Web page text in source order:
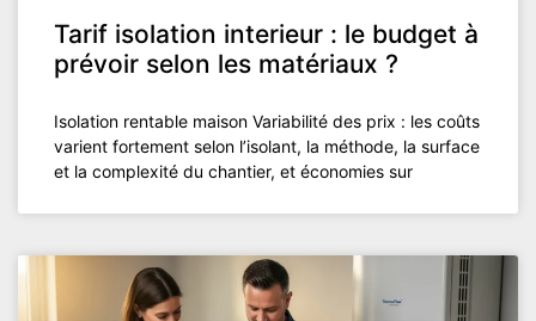
Tarif isolation interieur : le budget à
prévoir selon les matériaux ?
Isolation rentable maison Variabilité des prix : les coûts
varient fortement selon l’isolant, la méthode, la surface
et la complexité du chantier, et économies sur